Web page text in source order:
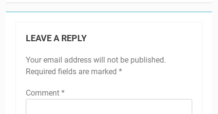
LEAVE A REPLY
Your email address will not be published.
Required fields are marked *
Comment *